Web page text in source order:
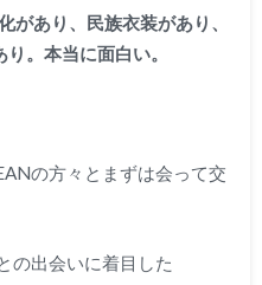
があり、民族衣装があり、
。本当に面白い。
の方々とまずは会って交
の出会いに着目した